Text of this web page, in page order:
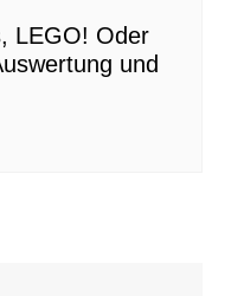
LEGO! Oder
und